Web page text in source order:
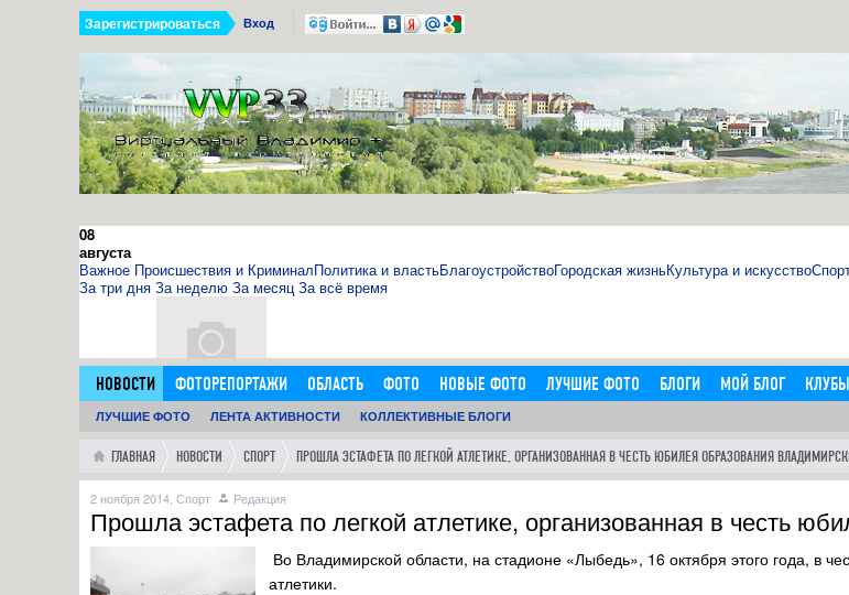
Вход
Зарегистрироваться
08
августа
Важное Происшествия и КриминалПолитика и властьБлагоустройствоГородская жизньКультура и искусство
За три дня За неделю За месяц За всё время
0
11.09.15
http://sosna.kiev.ua - искуственная ёлка - нечно
Как я выбрал искусственную елку 1,8 м в инернет-магазине http://sosna.kiev.ua на новый год
НОВОСТИ ФОТОРЕПОРТАЖИ ОБЛАСТЬ ФОТО НОВЫЕ ФОТО ЛУЧШИЕ ФОТО БЛОГИ МОЙ БЛОГ КЛУБЫ
ДОБАВИТЬ ОБЪЯВЛЕНИЕ
ЛЮДИ ФОРУМ ГОРОД ГЛАВНАЯ
ЛУЧШИЕ ФОТО ЛЕНТА АКТИВНОСТИ КОЛЛЕКТИВНЫЕ БЛОГИ
ГЛАВНАЯ НОВОСТИ СПОРТ ПРОШЛА ЭСТАФЕТА ПО ЛЕГКОЙ АТЛЕТИКЕ, ОРГАНИЗОВАННАЯ В ЧЕСТЬ ЮБИЛЕЯ ОБРАЗОВАНИЯ
2 ноября 2014, Спорт Редакция
Прошла эстафета по легкой атлетике, организованная в честь
Во Владимирской области, на стадионе «Лыбедь», 16 октября этого года, в
атлетики.